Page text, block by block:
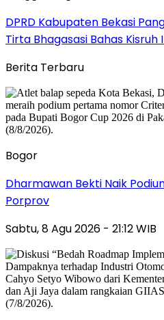
DPRD Kabupaten Bekasi
Tirta Bhagasasi Bahas
Berita Terbaru
Bogor
Dharmawan Bekti Naik
Porprov
Sabtu, 8 Agu 2026 - 21:12 WIB